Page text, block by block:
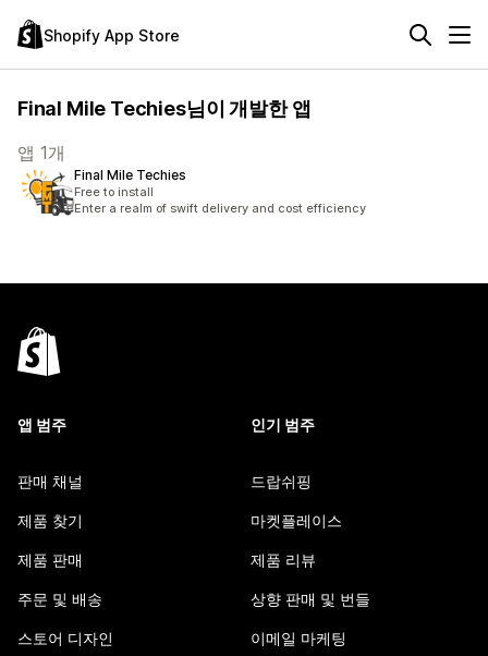
Shopify App Store
Final Mile Techies님이 개발한 앱
앱 1개
Final Mile Techies
Free to install
Enter a realm of swift delivery and cost efficiency
앱 범주
판매 채널
제품 찾기
제품 판매
주문 및 배송
스토어 디자인
인기 범주
드랍쉬핑
마켓플레이스
제품 리뷰
상향 판매 및 번들
이메일 마케팅